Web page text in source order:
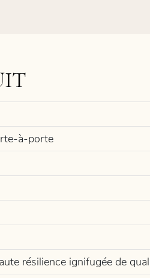
à-porte
résilience ignifugée de